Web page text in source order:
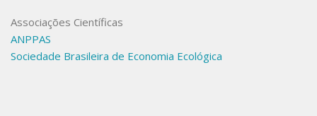
Associações Científicas
ANPPAS
Sociedade Brasileira de Economia Ecológica